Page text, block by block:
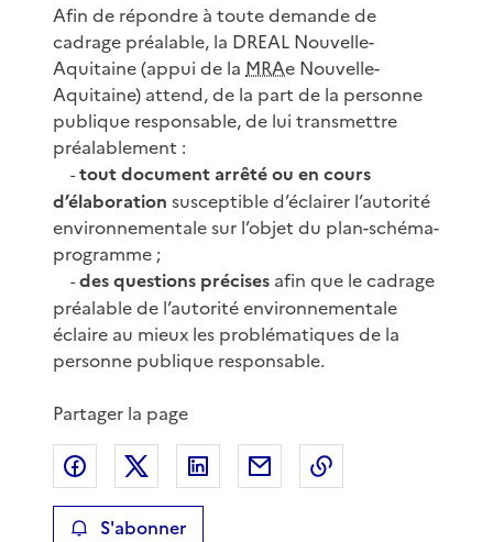
Afin de répondre à toute demande de
cadrage préalable, la DREAL Nouvelle-
Aquitaine (appui de la MRAe Nouvelle-
Aquitaine) attend, de la part de la personne
publique responsable, de lui transmettre
préalablement :
-tout document arrêté ou en cours
d’élaboration susceptible d’éclairer l’autorité
environnementale sur l’objet du plan-schéma-
programme ;
-des questions précisesafin que le cadrage
préalable de l’autorité environnementale
éclaire au mieux les problématiques de la
personne publique responsable.
Partager la page
Partager sur Facebook
Partager sur XPartager sur LinkedIn
Partager par email
S'abonner